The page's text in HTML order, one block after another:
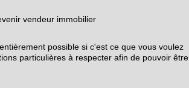
vendeur immobilier
possible si c'est ce que vous voulez
particulières à respecter afin de pouvoir être